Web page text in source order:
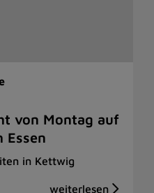
von Montag auf
Essen
in Kettwig